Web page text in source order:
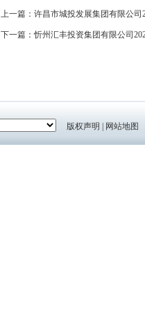
上一篇： 许昌市城投发展集团有限公
下一篇：忻州汇丰投资集团有限公司
版权声明 网站地图